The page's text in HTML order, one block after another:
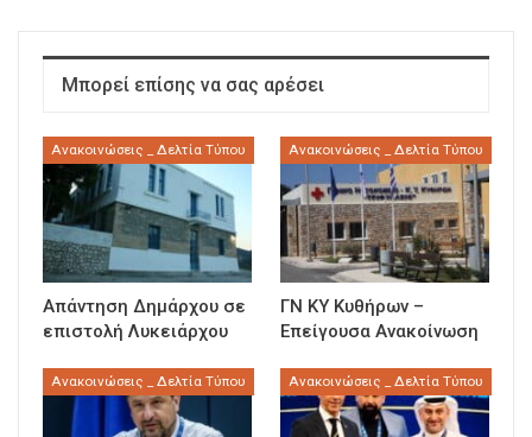
Μπορεί επίσης να σας αρέσει
Ανακοινώσεις _ Δελτία Τύπου
Απάντηση Δημάρχου σε
επιστολή Λυκειάρχου
Ανακοινώσεις _ Δελτία Τύπου
ΓΝ ΚΥ Κυθήρων –
Επείγουσα Ανακοίνωση
Ανακοινώσεις _ Δελτία Τύπου Ανακοινώσεις _ Δελτία Τύπου